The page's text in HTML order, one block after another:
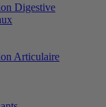
Digestive
Articulaire